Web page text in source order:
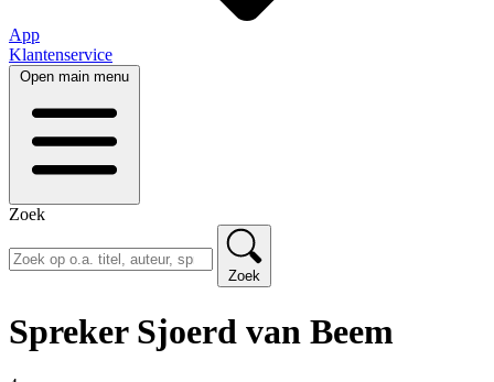
App
Klantenservice
Open main menu
Zoek
Zoek
Spreker Sjoerd van Beem